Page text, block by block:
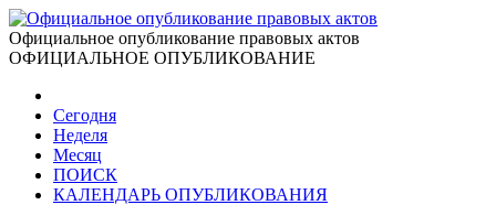
Официальное опубликование правовых актов
ОФИЦИАЛЬНОЕ ОПУБЛИКОВАНИЕ
Сегодня
Неделя
Месяц
ПОИСК
КАЛЕНДАРЬ ОПУБЛИКОВАНИЯ